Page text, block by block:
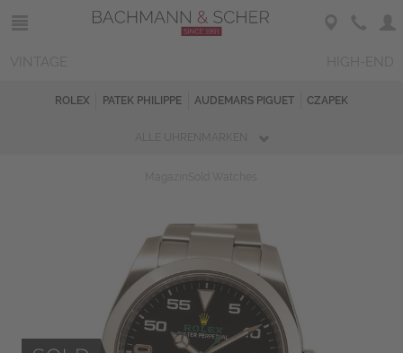
ROLEX PATEK PHILIPPE AUDEMARS PIGUET CZAPEK